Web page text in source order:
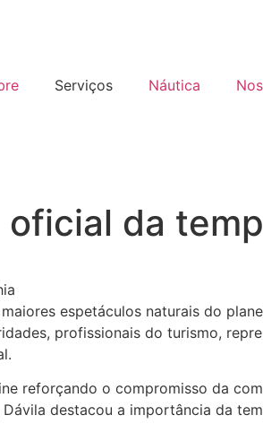
Serviços Náutica
da
espetáculos naturais do
profissionais do turismo,
reforçando o compromisso da
destacou a importância da